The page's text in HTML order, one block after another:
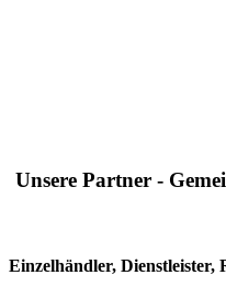
Unsere Partner -
Einzelhändler, Dienstleister,